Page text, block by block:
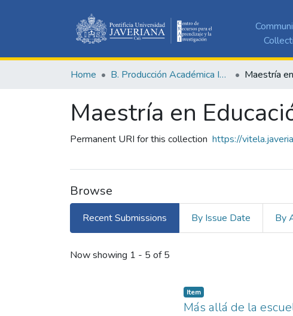
Home B. Producción Académica Institucional
Maestría en
Permanent URI for this collection https://
Browse
Recent Submissions By Issue Date By
Recent Submissions
Now showing 1 - 5 of 5
Item
Más allá de la